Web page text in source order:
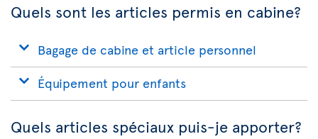
Quels sont les articles permis en cabine?
Bagage de cabine et article personnel
Équipement pour enfants
Quels articles spéciaux puis-je apporter?